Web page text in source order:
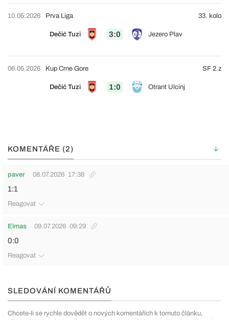
10.05.2026
Dečić Tuzi 3:0 Jezero Plav
Prva Liga 33. kolo
06.05.2026
Dečić Tuzi 1:0 Otrant Ulcinj
Kup Crne Gore SF 2.z
KOMENTÁŘE (2)
paver 08.07.2026 17:38
1:1
Reagovat
Elmas 09.07.2026 09:29
0:0
Reagovat
SLEDOVÁNÍ KOMENTÁŘŮ
Chcete-li se rychle dovědět o nových komentářích k tomuto článku,